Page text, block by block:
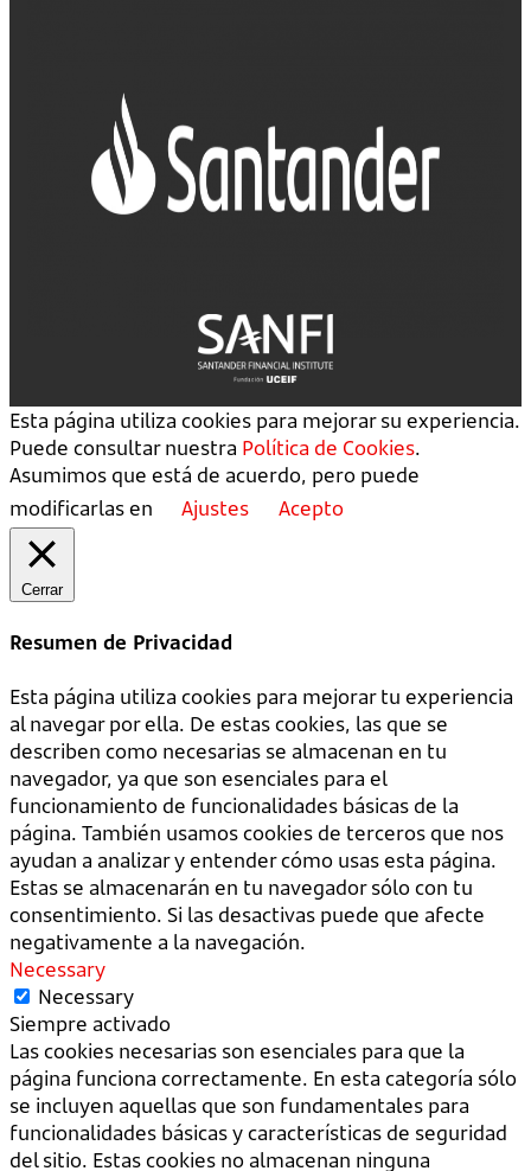
Esta página utiliza cookies para mejorar su experiencia.
Puede consultar nuestra Política de Cookies.
Asumimos que está de acuerdo, pero puede
modificarlas en
Ajustes Acepto
Cerrar
Resumen de Privacidad
Esta página utiliza cookies para mejorar tu experiencia
al navegar por ella. De estas cookies, las que se
describen como necesarias se almacenan en tu
navegador, ya que son esenciales para el
funcionamiento de funcionalidades básicas de la
página. También usamos cookies de terceros que nos
ayudan a analizar y entender cómo usas esta página.
Estas se almacenarán en tu navegador sólo con tu
consentimiento. Si las desactivas puede que afecte
negativamente a la navegación.
Necessary
Necessary
Siempre activado
Las cookies necesarias son esenciales para que la
página funciona correctamente. En esta categoría sólo
se incluyen aquellas que son fundamentales para
funcionalidades básicas y características de seguridad
del sitio. Estas cookies no almacenan ninguna